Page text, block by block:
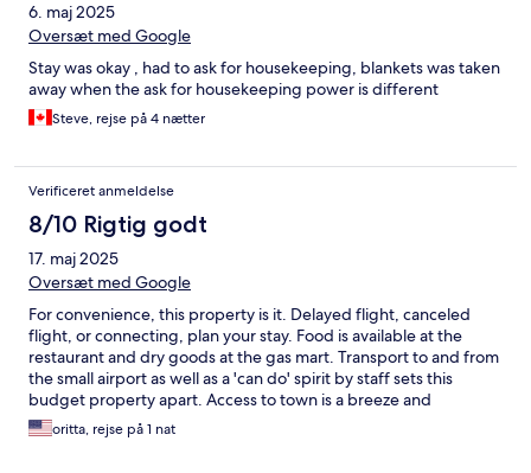
6. maj 2025
Oversæt med Google
Stay was okay , had to ask for housekeeping, blankets was taken
away when the ask for housekeeping power is different
Steve, rejse på 4 nætter
Verificeret anmeldelse
8/10 Rigtig godt
17. maj 2025
Oversæt med Google
For convenience, this property is it. Delayed flight, canceled
flight, or connecting, plan your stay. Food is available at the
restaurant and dry goods at the gas mart. Transport to and from
the small airport as well as a 'can do' spirit by staff sets this
budget property apart. Access to town is a breeze and
rodneybay is a bus ride away.
oritta, rejse på 1 nat